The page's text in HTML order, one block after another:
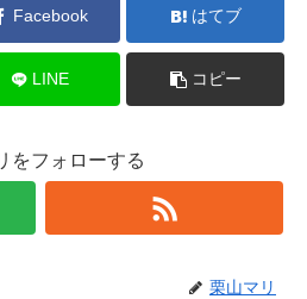
Facebook はてブ
LINE コピー
をフォローする
栗山マリ